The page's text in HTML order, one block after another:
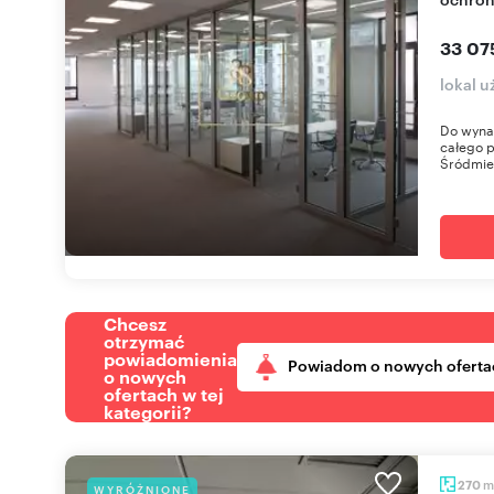
33
lokal
Do
całego
Chcesz
otrzymać
powiadomienia
o nowych
ofertach w tej
kategorii?
Powiadom o nowych
WYRÓŻNIONE 270 m